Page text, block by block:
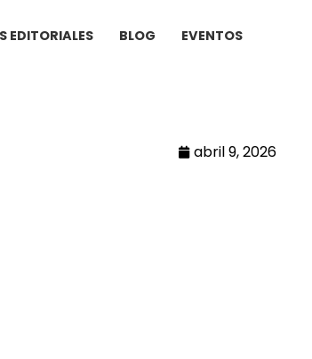
EDITORIALES BLOG EVENTOS
abril 9, 2026